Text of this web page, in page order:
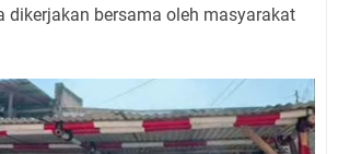
dikerjakan bersama oleh masyarakat